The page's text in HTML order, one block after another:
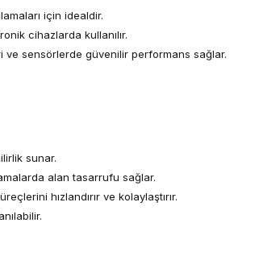
için idealdir.
cihazlarda kullanılır.
ve sensörlerde güvenilir performans sağlar.
sunar.
alan tasarrufu sağlar.
hızlandırır ve kolaylaştırır.